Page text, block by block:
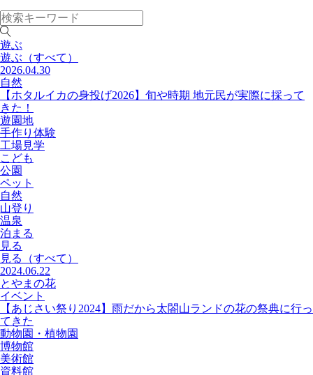
遊ぶ
遊ぶ （すべて）
2026.04.30
自然
【ホタルイカの身投げ2026】旬や時期 地元民が実際に採って
きた！
遊園地
手作り体験
工場見学
こども
公園
ペット
自然
山登り
温泉
泊まる
見る
見る
（すべて）
2024.06.22
とやまの花
イベント
【あじさい祭り2024】雨だから太閤山ランドの花の祭典に行っ
てきた
動物園・植物園
博物館
美術館
資料館